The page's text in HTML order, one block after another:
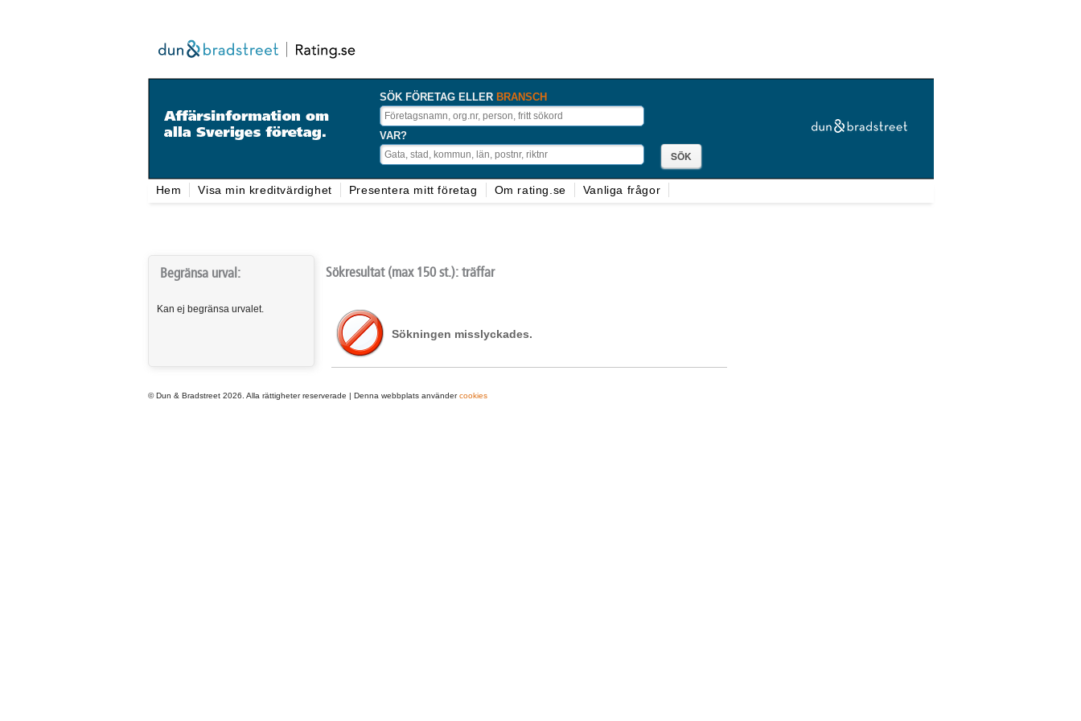
SÖK FÖRETAG ELLER BRANSCH
VAR?
Hem Visa min kreditvärdighet Presentera mitt företag Om rating.se Vanliga frågor
Begränsa urval:
Kan ej begränsa urvalet.
Sökresultat (max 150 st.): träffar
Sökningen misslyckades.
© Dun & Bradstreet 2026. Alla rättigheter reserverade | Denna webbplats användercookies